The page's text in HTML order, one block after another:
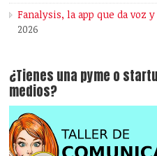
Fanalysis, la app que da voz
2026
¿Tienes una pyme o startup? ¿Quieres salir
medios?